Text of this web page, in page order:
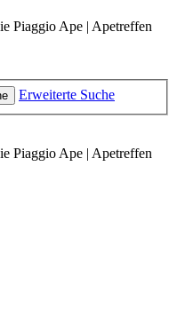
Piaggio Ape | Apetreffen
Erweiterte Suche
Piaggio Ape | Apetreffen